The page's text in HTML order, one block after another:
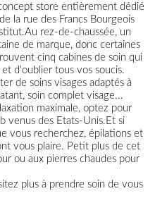
store entièrement dédié
la rue des Francs Bourgeois
rez-de-chaussée, un
de marque, donc certaines
cinq cabines de soin qui
d'oublier tous vos soucis.
de soins visages adaptés à
soin complet visage...
maximale, optez pour
venus des Etats-Unis.Et si
vous recherchez, épilations et
vous plaire. Petit plus de cet
ou aux pierres chaudes pour
plus à prendre soin de vous